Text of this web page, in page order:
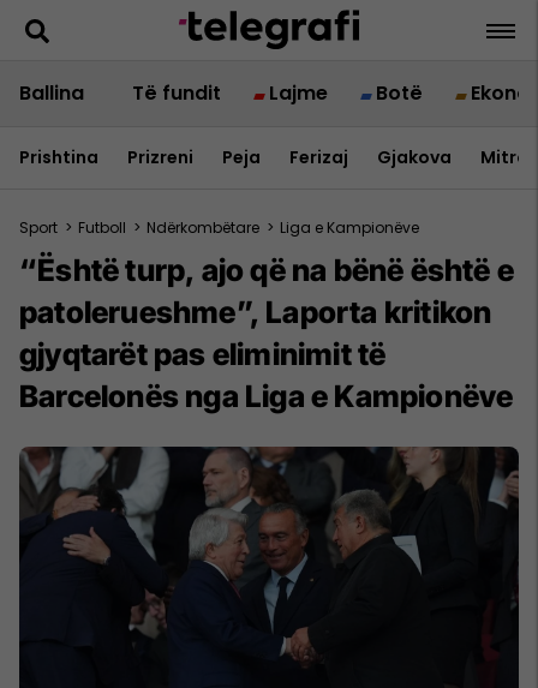
Ballina Të fundit Lajme Botë
Prishtina Prizreni Peja Ferizaj Gjakova
Sport > Futboll > Ndërkombëtare > Liga e Kampionëve
“Është turp, ajo që na bënë është e
patolerueshme”, Laporta kritikon
gjyqtarët pas eliminimit të
Barcelonës nga Liga e Kampionëve